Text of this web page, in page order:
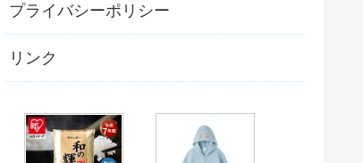
プライバシーポリシー
リンク